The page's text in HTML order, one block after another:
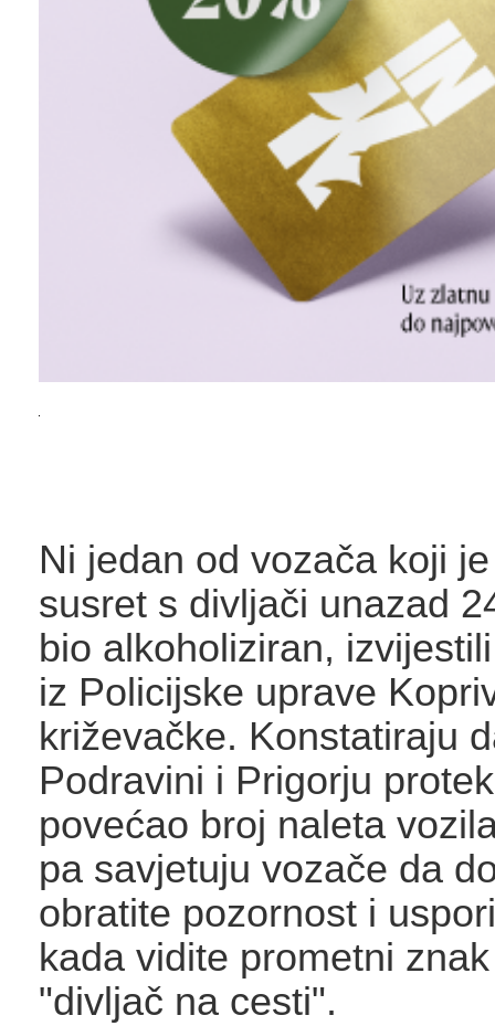
Ni jedan od vozača koji
susret s divljači unazad
bio alkoholiziran,
iz Policijske uprave
križevačke. Konstatiraju
Podravini i Prigorju
povećao broj naleta
pa savjetuju vozače da
obratite pozornost i
kada vidite prometni
"divljač na cesti".